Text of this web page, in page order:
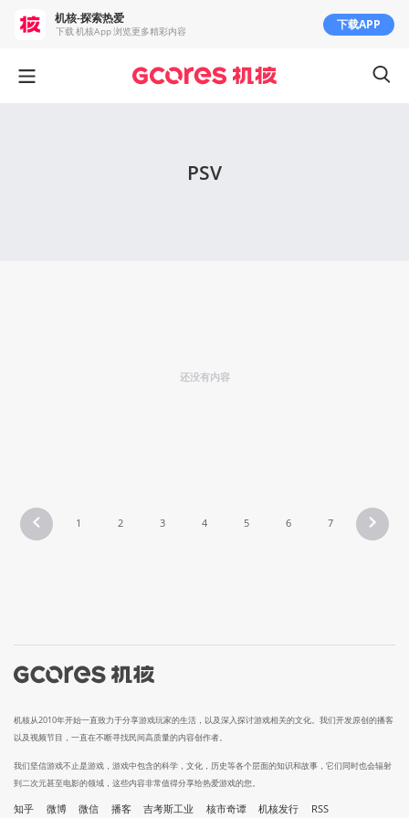
PSV
还没有内容
1 2 3 4 5 6 7
机核从2010年开始一直致力于分享游戏玩家的生活，以及深入探讨游戏相关的文化。我们开发原创的播客
以及视频节目，一直在不断寻找民间高质量的内容创作者。
我们坚信游戏不止是游戏，游戏中包含的科学，文化，历史等各个层面的知识和故事，它们同时也会辐射
到二次元甚至电影的领域，这些内容非常值得分享给热爱游戏的您。
知乎 微博 微信 播客 吉考斯工业 核市奇谭 机核发行 RSS
机核-探索热爱
下载 机核App 浏览更多精彩内容 下载APP